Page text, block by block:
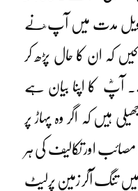
طویل مدت میں آپ ؓنے
کہ ان کا حال پڑھ کر
آپؓ کا اپنا بیان ہے
ہیں کہ اگر وہ پہاڑ پر
اور تکالیف کی ہر
میں تنگ آکر زمین پرلیٹ